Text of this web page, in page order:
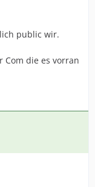
public wir.
Com die es vorran